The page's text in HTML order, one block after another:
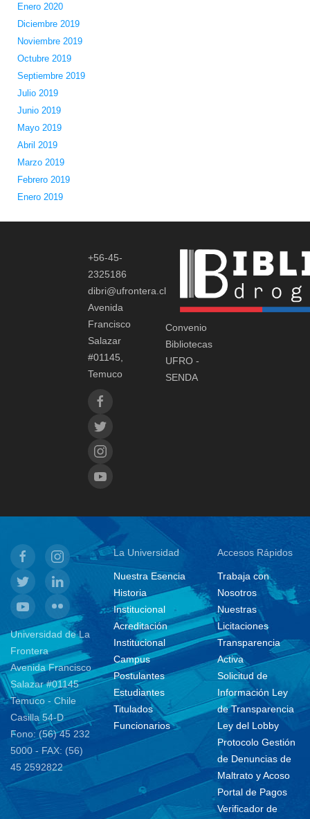
Enero 2020
Diciembre 2019
Noviembre 2019
Octubre 2019
Septiembre 2019
Julio 2019
Junio 2019
Mayo 2019
Abril 2019
Marzo 2019
Febrero 2019
Enero 2019
+56-45-
2325186
dibri@ufrontera.cl
Avenida
Francisco
Salazar
#01145,
Temuco
Convenio
Bibliotecas
UFRO -
SENDA
Universidad de La
Frontera
Avenida Francisco
Salazar #01145
Temuco - Chile
Casilla 54-D
Fono: (56) 45 232
5000 - FAX: (56)
45 2592822
La Universidad
Nuestra Esencia
Historia
Institucional
Acreditación
Institucional
Campus
Postulantes
Estudiantes
Titulados
Funcionarios
Accesos Rápidos
Trabaja con
Nosotros
Nuestras
Licitaciones
Transparencia
Activa
Solicitud de
Información Ley
de Transparencia
Ley del Lobby
Protocolo Gestión
de Denuncias de
Maltrato y Acoso
Portal de Pagos
Verificador de